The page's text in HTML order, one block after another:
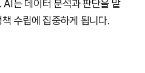
AI는 데이터 분석과 판단을 맡
수립에 집중하게 됩니다.